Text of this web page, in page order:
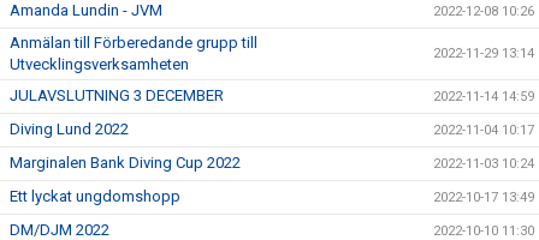
Amanda Lundin - JVM 2022-12-08 10:26
Anmälan till Förberedande grupp till
Utvecklingsverksamheten
2022-11-29 13:14
JULAVSLUTNING 3 DECEMBER 2022-11-14 14:59
Diving Lund 2022 2022-11-04 10:17
Marginalen Bank Diving Cup 2022 2022-11-03 10:24
Ett lyckat ungdomshopp 2022-10-17 13:49
DM/DJM 2022 2022-10-10 11:30